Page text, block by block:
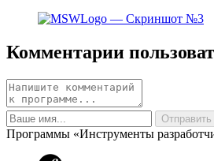
Комментарии
Программы «Инструменты